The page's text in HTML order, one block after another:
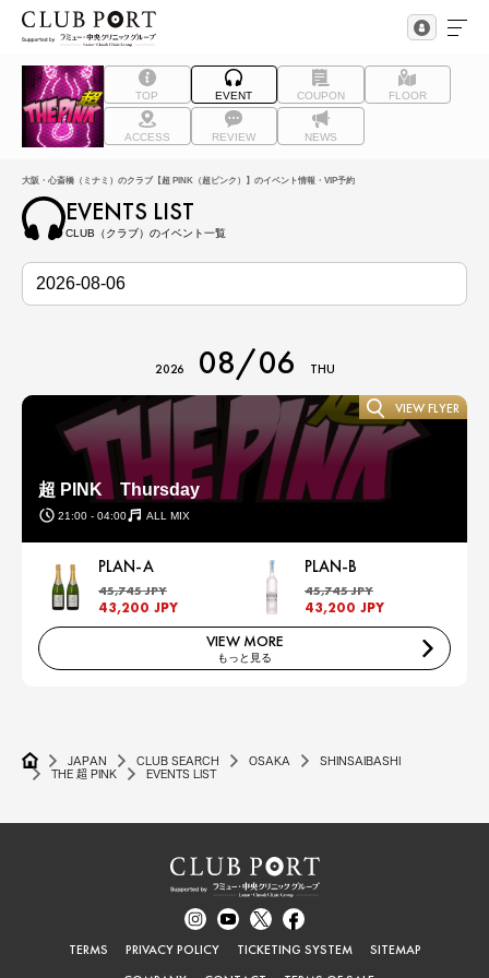
TOP EVENT COUPON FLOOR
ACCESS REVIEW NEWS
大阪・心斎橋（ミナミ）のクラブ【超 PINK（超ピンク）】のイベント情報・VIP予約
EVENTS LIST
CLUB（クラブ）のイベント一覧
2026 08/06 THU
超 PINK Thursday
21:00 - 04:00 ALL MIX
VIEW FLYER
PLAN-A
45,745 JPY
43,200 JPY
PLAN-B
45,745 JPY
43,200 JPY
VIEW MORE
もっと見る
JAPAN CLUB SEARCH OSAKA
SHINSAIBASHI
THE 超 PINK
EVENTS LIST
TERMS PRIVACY POLICY TICKETING SYSTEM
SITEMAP